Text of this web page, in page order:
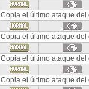
Copia el último ataque
Copia el último ataque
Copia el último ataque
Copia el último ataque